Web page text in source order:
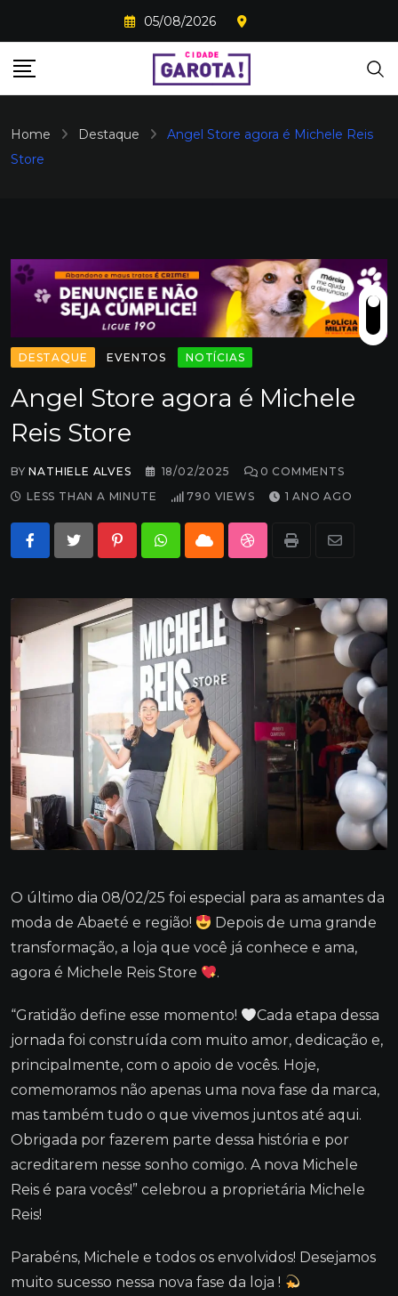
content
05/08/2026
Home Destaque
Angel Store agora é Michele Reis
Store
DESTAQUE EVENTOS NOTÍCIAS
Angel Store agora é Michele
Reis Store
BYNATHIELE ALVES 18/02/2025 0 COMMENTS
LESS THAN A MINUTE
790 VIEWS 1 ANO AGO
PinterestWhatsapp
CloudStumbleUpon
Print
Share
Email
O último dia 08/02/25 foi especial para as amantes da
moda de Abaeté e região!
Depois de uma grande
transformação, a loja que você já conhece e ama,
agora é Michele Reis Store
.
“Gratidão define esse momento!
Cada etapa dessa
jornada foi construída com muito amor, dedicação e,
principalmente, com o apoio de vocês. Hoje,
comemoramos não apenas uma nova fase da marca,
mas também tudo o que vivemos juntos até aqui.
Obrigada por fazerem parte dessa história e por
acreditarem nesse sonho comigo. A nova Michele
Reis é para vocês!” celebrou a proprietária Michele
Reis!
Parabéns, Michele e todos os envolvidos! Desejamos
muito sucesso nessa nova fase da loja !